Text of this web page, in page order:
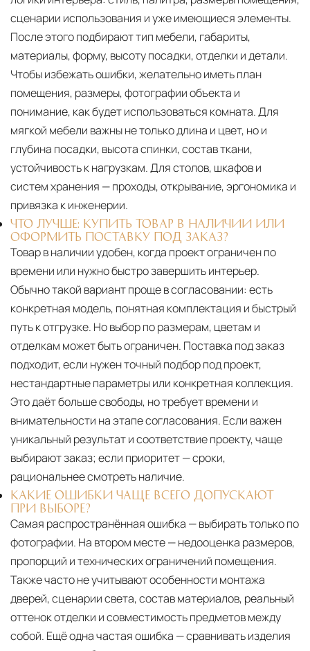
сценарии использования и уже имеющиеся элементы.
После этого подбирают тип мебели, габариты,
материалы, форму, высоту посадки, отделки и детали.
Чтобы избежать ошибки, желательно иметь план
помещения, размеры, фотографии объекта и
понимание, как будет использоваться комната. Для
мягкой мебели важны не только длина и цвет, но и
глубина посадки, высота спинки, состав ткани,
устойчивость к нагрузкам. Для столов, шкафов и
систем хранения — проходы, открывание, эргономика и
привязка к инженерии.
ЧТО ЛУЧШЕ: КУПИТЬ ТОВАР В НАЛИЧИИ ИЛИ
ОФОРМИТЬ ПОСТАВКУ ПОД ЗАКАЗ?
Товар в наличии удобен, когда проект ограничен по
времени или нужно быстро завершить интерьер.
Обычно такой вариант проще в согласовании: есть
конкретная модель, понятная комплектация и быстрый
путь к отгрузке. Но выбор по размерам, цветам и
отделкам может быть ограничен. Поставка под заказ
подходит, если нужен точный подбор под проект,
нестандартные параметры или конкретная коллекция.
Это даёт больше свободы, но требует времени и
внимательности на этапе согласования. Если важен
уникальный результат и соответствие проекту, чаще
выбирают заказ; если приоритет — сроки,
рациональнее смотреть наличие.
КАКИЕ ОШИБКИ ЧАЩЕ ВСЕГО ДОПУСКАЮТ
ПРИ ВЫБОРЕ?
Самая распространённая ошибка — выбирать только по
фотографии. На втором месте — недооценка размеров,
пропорций и технических ограничений помещения.
Также часто не учитывают особенности монтажа
дверей, сценарии света, состав материалов, реальный
оттенок отделки и совместимость предметов между
собой. Ещё одна частая ошибка — сравнивать изделия